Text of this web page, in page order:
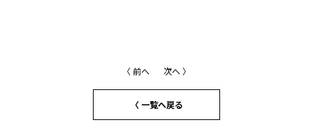
〈 前へ 次へ 〉
〈 一覧へ戻る